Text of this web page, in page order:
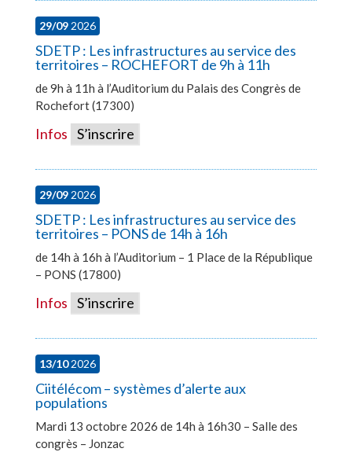
29/092026
SDETP : Les infrastructures au service des
territoires – ROCHEFORT de 9h à 11h
de 9h à 11h à l’Auditorium du Palais des Congrès de
Rochefort (17300)
Infos S’inscrire
29/092026
SDETP : Les infrastructures au service des
territoires – PONS de 14h à 16h
de 14h à 16h à l’Auditorium – 1 Place de la République
– PONS (17800)
Infos S’inscrire
13/102026
Ciitélécom – systèmes d’alerte aux
populations
Mardi 13 octobre 2026 de 14h à 16h30 – Salle des
congrès – Jonzac